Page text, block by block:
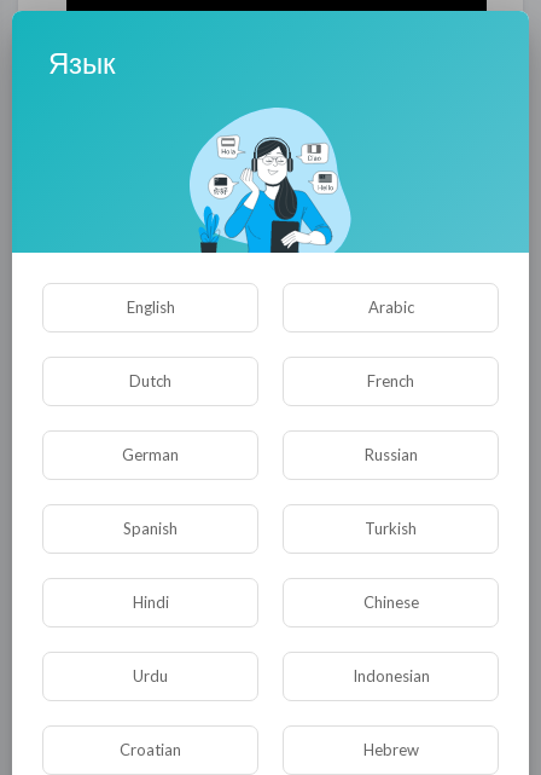
0 • 0 Комментарии
Опубликовать
Комментариев нет
Язык
English Arabic
Dutch French
German Russian
Spanish Turkish
Hindi Chinese
Urdu Indonesian
Croatian Hebrew